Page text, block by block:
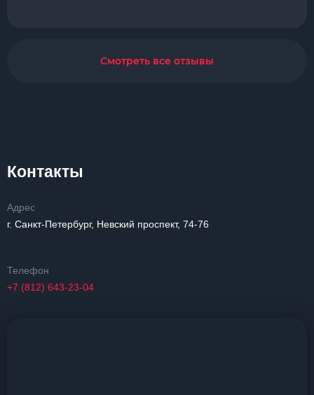
Смотреть все отзывы
Контакты
Адрес
г. Санкт-Петербург, Невский проспект, 74-76
Телефон
+7 (812) 643-23-04